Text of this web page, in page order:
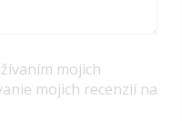
mojich
mojich recenzií na